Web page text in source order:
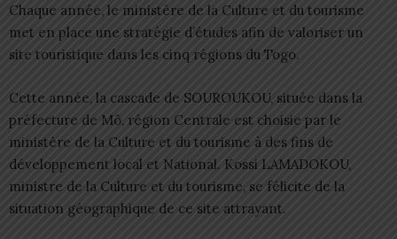
Chaque année, le ministère de la Culture et du tourisme
met en place une stratégie d’études afin de valoriser un
site touristique dans les cinq régions du Togo.
Cette année, la cascade de SOUROUKOU, située dans la
préfecture de Mô, région Centrale est choisie par le
ministère de la Culture et du tourisme à des fins de
développement local et National. Kossi LAMADOKOU,
ministre de la Culture et du tourisme, se félicite de la
situation géographique de ce site attrayant.